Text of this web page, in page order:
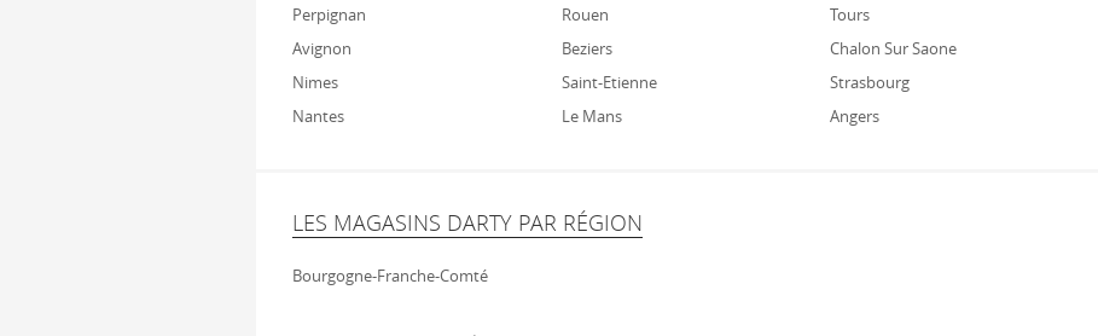
Perpignan
Rouen Tours
Avignon
Beziers Chalon Sur Saone
Nimes
Saint-Etienne Strasbourg
Nantes
Le Mans Angers
LES MAGASINS DARTY PAR RÉGION
Bourgogne-Franche-Comté